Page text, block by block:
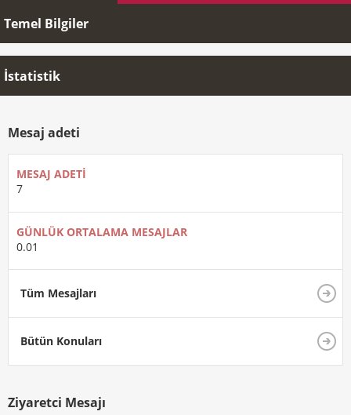
Temel Bilgiler
İstatistik
Mesaj adeti
MESAJ ADETI
7
GÜNLÜK ORTALAMA MESAJLAR
0.01
Tüm Mesajları
Bütün Konuları
Ziyaretci Mesajı